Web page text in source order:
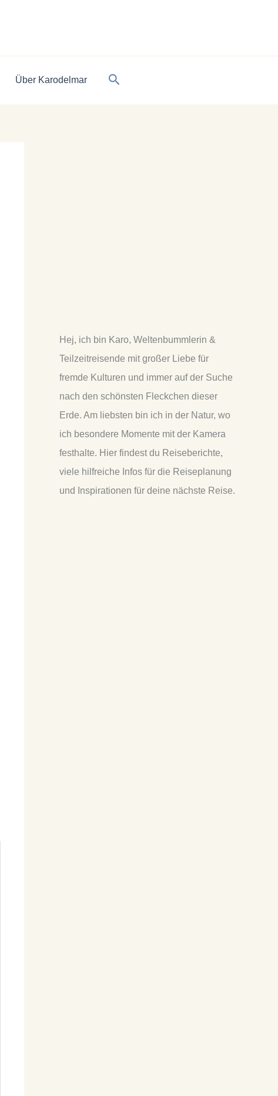
Über Karodelmar Suchen
Hej, ich bin Karo, Weltenbummlerin &
Teilzeitreisende mit großer Liebe für
fremde Kulturen und immer auf der Suche
nach den schönsten Fleckchen dieser
Erde. Am liebsten bin ich in der Natur, wo
ich besondere Momente mit der Kamera
festhalte. Hier findest du Reiseberichte,
viele hilfreiche Infos für die Reiseplanung
und Inspirationen für deine nächste Reise.